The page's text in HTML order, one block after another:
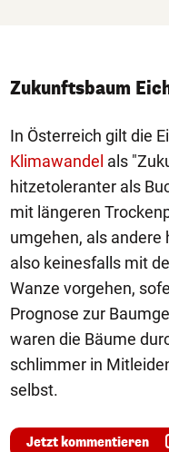
Zukunftsbaum
In Österreich gilt die
Klimawandel als
hitzetoleranter als
mit längeren
umgehen, als
also keinesfalls mit
Wanze vorgehen,
Prognose zur
waren die Bäume
schlimmer in
selbst.
Jetzt kommentieren